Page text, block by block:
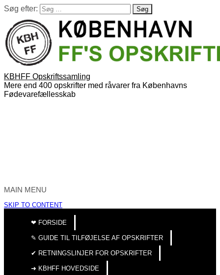
Søg efter:
KBHFF Opskriftssamling
Mere end 400 opskrifter med råvarer fra Københavns
Fødevarefællesskab
MAIN MENU
SKIP TO CONTENT
❤︎ FORSIDE
✎ GUIDE TIL TILFØJELSE AF OPSKRIFTER
✔︎ RETNINGSLINJER FOR OPSKRIFTER
➜ KBHFF HOVEDSIDE